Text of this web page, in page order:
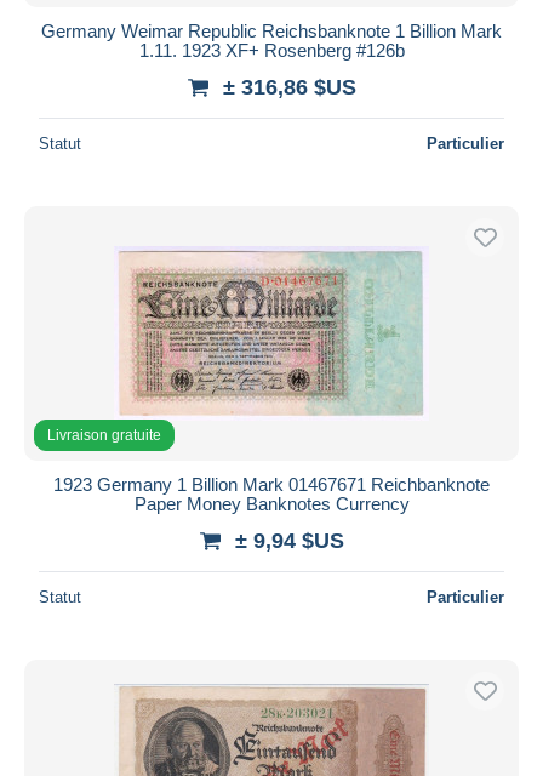
Germany Weimar Republic Reichsbanknote 1 Billion Mark
1.11. 1923 XF+ Rosenberg #126b
± 316,86 $US
Statut Particulier
Livraison gratuite
1923 Germany 1 Billion Mark 01467671 Reichbanknote
Paper Money Banknotes Currency
± 9,94 $US
Statut Particulier